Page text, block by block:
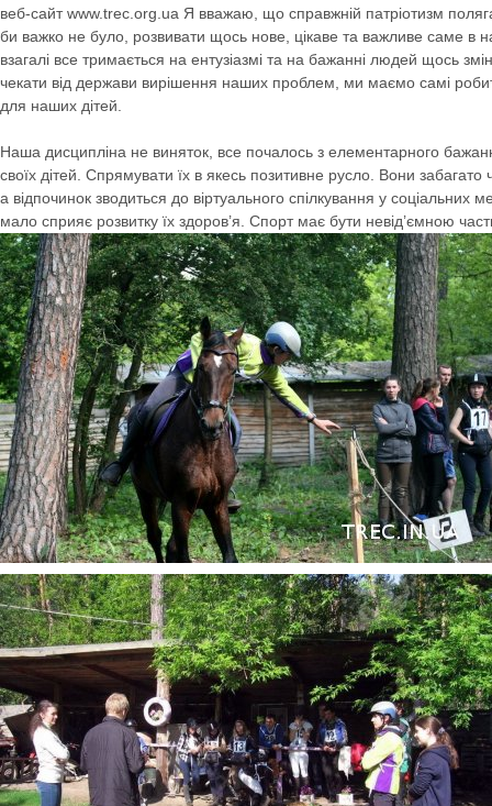
веб-сайт www.trec.org.ua Я вважаю, що справжній патріотизм
би важко не було, розвивати щось нове, цікаве та важливе саме в
взагалі все тримається на ентузіазмі та на бажанні людей щось
чекати від держави вирішення наших проблем, ми маємо самі
для наших дітей.
Наша дисципліна не виняток, все почалось з елементарного
своїх дітей. Спрямувати їх в якесь позитивне русло. Вони
а відпочинок зводиться до віртуального спілкування у
мало сприяє розвитку їх здоров’я. Спорт має бути невід’ємною